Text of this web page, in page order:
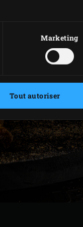
Marketing
Tout autoriser